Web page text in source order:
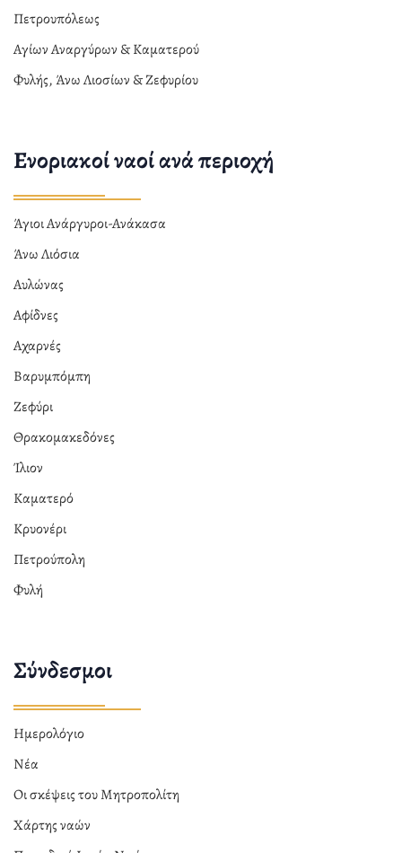
Πετρουπόλεως
Αγίων Αναργύρων & Καματερού
Φυλής, Άνω Λιοσίων & Ζεφυρίου
Ενοριακοί ναοί ανά περιοχή
Άγιοι Ανάργυροι-Ανάκασα
Άνω Λιόσια
Αυλώνας
Αφίδνες
Αχαρνές
Βαρυμπόμπη
Ζεφύρι
Θρακομακεδόνες
Ίλιον
Καματερό
Κρυονέρι
Πετρούπολη
Φυλή
Σύνδεσμοι
Ημερολόγιο
Νέα
Οι σκέψεις του Μητροπολίτη
Χάρτης ναών